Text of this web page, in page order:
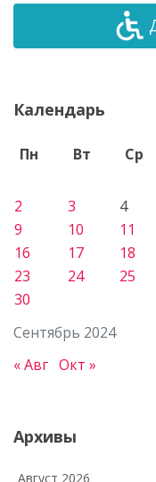
Календарь
Сентябрь 2024
Пн Вт Ср
2
3 4
9
10 11
16
17 18
23
24 25
30
« Авг Окт »
Архивы
Август 2026